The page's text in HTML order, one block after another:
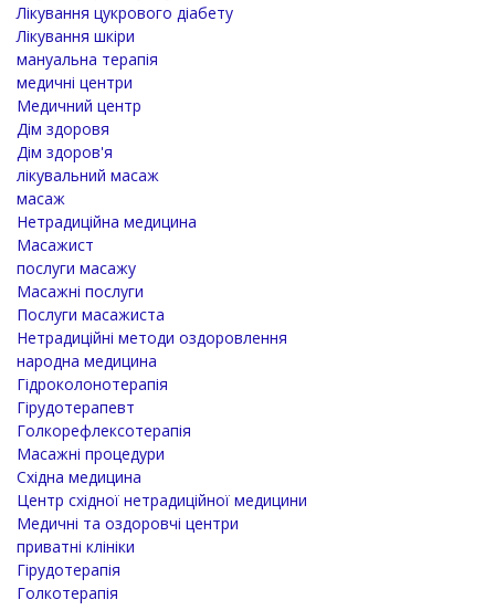
Лікування цукрового діабету
Лікування шкіри
мануальна терапія
медичні центри
Медичний центр
Дім здоровя
Дім здоров'я
лікувальний масаж
масаж
Нетрадиційна медицина
Масажист
послуги масажу
Масажні послуги
Послуги масажиста
Нетрадиційні методи оздоровлення
народна медицина
Гідроколонотерапія
Гірудотерапевт
Голкорефлексотерапія
Масажні процедури
Східна медицина
Центр східної нетрадиційної медицини
Медичні та оздоровчі центри
приватні клініки
Гірудотерапія
Голкотерапія